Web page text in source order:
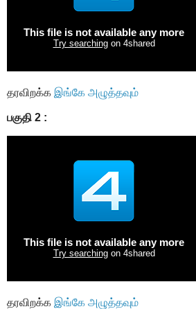
தரவிறக்க இங்கே அழுத்தவும்
பகுதி 2 :
தரவிறக்க இங்கே அழுத்தவும்